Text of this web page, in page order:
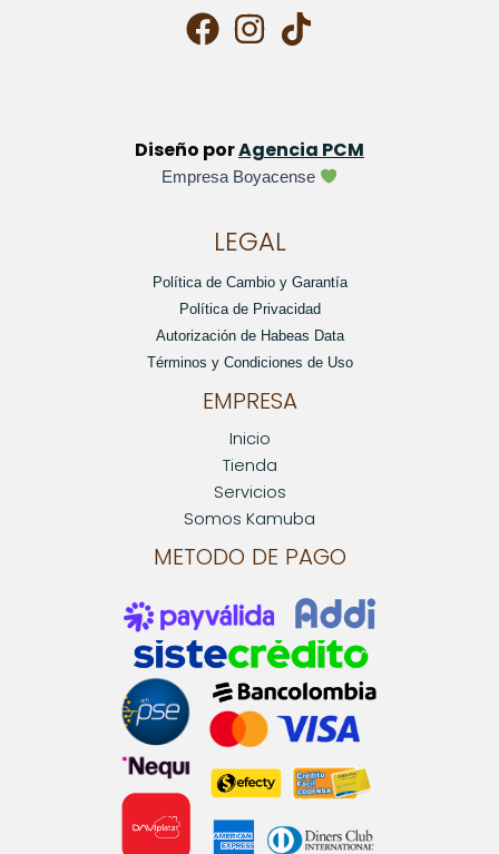
Diseño porAgencia PCM
Empresa Boyacense
LEGAL
Política de Cambio y Garantía
Política de Privacidad
Autorización de Habeas Data
Términos y Condiciones de Uso
EMPRESA
Inicio
Tienda
Servicios
Somos Kamuba
METODO DE PAGO